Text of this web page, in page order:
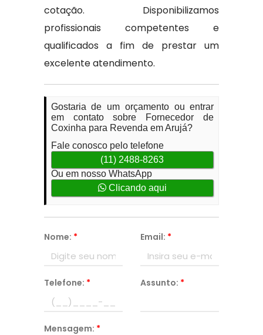
cotação. Disponibilizamos
profissionais competentes e
qualificados a fim de prestar um
excelente atendimento.
Gostaria de um orçamento ou entrar
em contato sobre Fornecedor de
Coxinha para Revenda em Arujá?
Fale conosco pelo telefone
(11) 2488-8263
Ou em nosso WhatsApp
Clicando aqui
Nome: * Email: *
Telefone: * Assunto: *
Mensagem: *